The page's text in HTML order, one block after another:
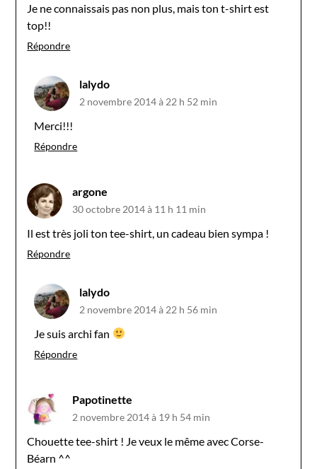
Je ne connaissais pas non plus, mais ton t-shirt est
top!!
Répondre
lalydo
2 novembre 2014 à 22 h 52 min
Merci!!!
Répondre
argone
30 octobre 2014 à 11 h 11 min
Il est très joli ton tee-shirt, un cadeau bien sympa !
Répondre
lalydo
2 novembre 2014 à 22 h 56 min
Je suis archi fan
Répondre
Papotinette
2 novembre 2014 à 19 h 54 min
Chouette tee-shirt ! Je veux le même avec Corse-
Béarn ^^